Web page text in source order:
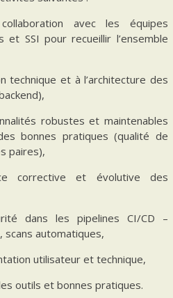
avec les équipes
et SSI pour recueillir l’ensemble
technique et à l’architecture des
robustes et maintenables
bonnes pratiques (qualité de
paires),
corrective et évolutive des
dans les pipelines CI/CD –
scans automatiques,
utilisateur et technique,
outils et bonnes pratiques.